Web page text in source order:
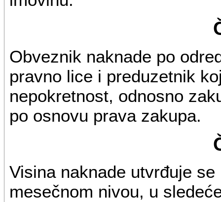
Obveznik naknade po
pravno lice i preduzetnik
nepokretnost, odnosno
po osnovu prava zakupa.
Visina naknade utvrđuje
mesečnom nivou, u